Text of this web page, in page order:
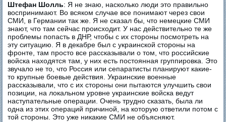
Штефан Шолль: Я не знаю, насколько люди это правильно
воспринимают. Во всяком случае все понимают через свои
СМИ, в Германии так же. Я не сказал бы, что немецкие СМИ
знают, что там сейчас происходит. У нас действительно те же
проблемы попасть в ДНР, чтобы с их стороны посмотреть на
эту ситуацию. Я в декабре был с украинской стороны на
фронте, там просто все рассказывали о том, что российские
войска находятся там, у них есть постоянная группировка. Это
звучало не то, что Россия или сепаратисты планируют какие-
то крупные боевые действия. Украинские военные
рассказывали, что с их стороны они пытаются улучшить свои
позиции, на локальном уровне украинские войска ведут
наступательные операции. Очень трудно сказать, была ли
одна из этих операций причиной, на которую ответили потом с
той стороны. Это уже никакие СМИ не объясняют.